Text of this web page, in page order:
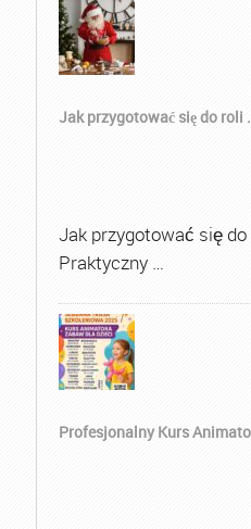
Jak przygotować się do roli
Jak przygotować się do
Praktyczny …
Profesjonalny Kurs